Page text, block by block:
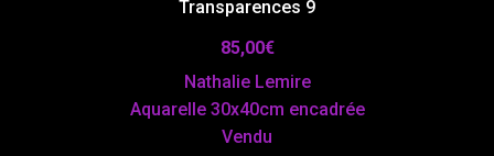
Transparences 9
85,00€
Nathalie Lemire
Aquarelle 30x40cm encadrée
Vendu